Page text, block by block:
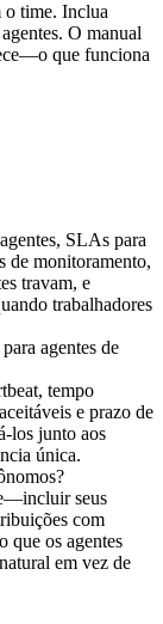
o time. Inclua
O manual
que funciona
SLAs para
de monitoramento,
travam, e
trabalhadores
agentes de
tempo
e prazo de
los junto aos
única.
seus
com
que os agentes
em vez de